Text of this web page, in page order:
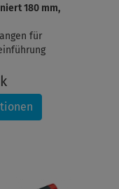
180 mm,
für